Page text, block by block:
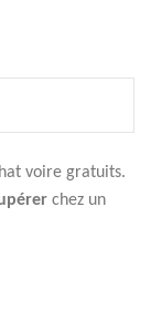
voire gratuits.
chez un